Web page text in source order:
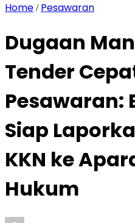
Home / Pesawaran
Dugaan
Tender
Pesawaran:
Siap
KKN ke
Hukum